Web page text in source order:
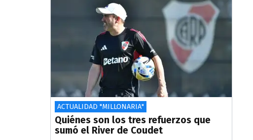
ACTUALIDAD "MILLONARIA"
Quiénes son los tres refuerzos que
sumó el River de Coudet